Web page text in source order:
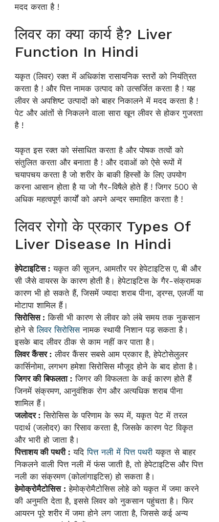
मदद करता है !
लिवर का क्या कार्य है? Liver
Function In Hindi
यकृत (लिवर) रक्त में अधिकांश रासायनिक स्तरों को नियंत्रित
करता है ! और पित्त नामक उत्पाद को उत्सर्जित करता है ! यह
लीवर से अपशिष्ट उत्पादों को बाहर निकालने में मदद करता है !
पेट और आंतों से निकलने वाला सारा खून लीवर से होकर गुजरता
है !
यकृत इस रक्त को संसाधित करता है और पोषक तत्वों को
संतुलित करता और बनाता है ! और दवाओं को ऐसे रूपों में
चयापचय करता है जो शरीर के बाकी हिस्सों के लिए उपयोग
करना आसान होता है या जो गैर-विषैले होते हैं ! जिगर 500 से
अधिक महत्वपूर्ण कार्यों को अपने अन्दर समाहित करता है !
लिवर रोगो के प्रकार Types Of
Liver Disease In Hindi
हेपेटाइटिस : यकृत की सूजन, आमतौर पर हेपेटाइटिस ए, बी और
सी जैसे वायरस के कारण होती है। हेपेटाइटिस के गैर-संक्रामक
कारण भी हो सकते हैं, जिसमें ज्यादा शराब पीना, ड्रग्स, एलर्जी या
मोटापा शामिल हैं।
सिरोसिस : किसी भी कारण से लीवर को लंबे समय तक नुकसान
होने सेलिवर सिरोसिसनामक स्थायी निशान पड़ सकता है।
इसके बाद लीवर ठीक से काम नहीं कर पाता है।
लिवर कैंसर : लीवर कैंसर सबसे आम प्रकार है, हेपेटोसेलुलर
कार्सिनोमा, लगभग हमेशा सिरोसिस मौजूद होने के बाद होता है।
जिगर की बिफलता : जिगर की विफलता के कई कारण होते हैं
जिनमें संक्रमण, आनुवंशिक रोग और अत्यधिक शराब पीना
शामिल हैं।
जलोदर : सिरोसिस के परिणाम के रूप में, यकृत पेट में तरल
पदार्थ (जलोदर) का रिसाव करता है, जिसके कारण पेट विकृत
और भारी हो जाता है।
पित्ताशय की पथरी : यदिपित्त नली में पित्त पथरी यकृत से बाहर
निकलने वाली पित्त नली में फंस जाती है, तो हेपेटाइटिस और पित्त
नली का संक्रमण (कोलांगाइटिस) हो सकता है।
हेमोक्रोमैटोसिस : हेमोक्रोमैटोसिस लोहे को यकृत में जमा करने
की अनुमति देता है, इससे लिवर को नुकसान पहुंचता है। फिर
आयरन पूरे शरीर में जमा होने लग जाता है, जिससे कई अन्य